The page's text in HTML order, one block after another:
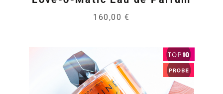
160,00 €